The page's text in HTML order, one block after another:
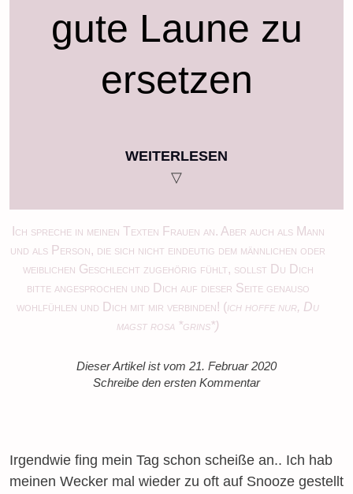
gute Laune zu
ersetzen
WEITERLESEN
▽
Ich spreche in meinen Texten Frauen an. Aber auch als Mann
und als Person, die sich nicht eindeutig dem männlichen oder
weiblichen Geschlecht zugehörig fühlt, sollst Du Dich
bitte angesprochen und Dich auf dieser Seite genauso
wohlfühlen und Dich mit mir verbinden! (ich hoffe nur, Du
magst rosa *grins*)
Dieser Artikel ist vom 21. Februar 2020
Schreibe den ersten Kommentar
Irgendwie fing mein Tag schon scheiße an.. Ich hab
meinen Wecker mal wieder zu oft auf Snooze gestellt